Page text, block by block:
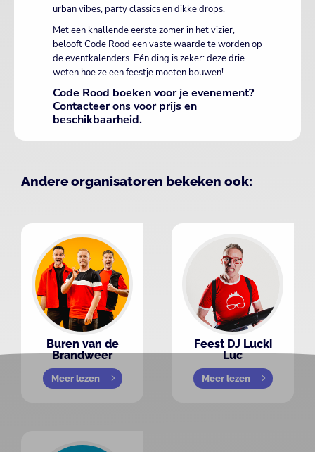
urban vibes, party classics en dikke drops.
Met een knallende eerste zomer in het vizier,
belooft Code Rood een vaste waarde te worden op
de eventkalenders. Eén ding is zeker: deze drie
weten hoe ze een feestje moeten bouwen!
Code Rood boeken voor je evenement?
Contacteer ons voor prijs en
beschikbaarheid.
Andere organisatoren bekeken ook:
Buren van de
Brandweer
Meer lezen
Feest DJ Lucki
Luc
Meer lezen